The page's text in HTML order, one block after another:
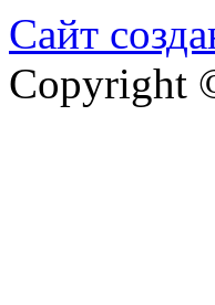
Сайт
Copyright